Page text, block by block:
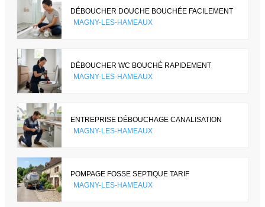
DÉBOUCHER DOUCHE BOUCHÉE FACILEMENT
MAGNY-LES-HAMEAUX
DÉBOUCHER WC BOUCHÉ RAPIDEMENT
MAGNY-LES-HAMEAUX
ENTREPRISE DÉBOUCHAGE CANALISATION
MAGNY-LES-HAMEAUX
POMPAGE FOSSE SEPTIQUE TARIF
MAGNY-LES-HAMEAUX